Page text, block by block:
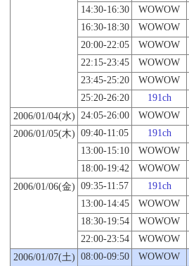
14:30-16:30
WOWOW
16:30-18:30
WOWOW
20:00-22:05
WOWOW
22:15-23:45
WOWOW
23:45-25:20
WOWOW
25:20-26:20
191ch
2006/01/04(水)
24:05-26:00 WOWOW
2006/01/05(木) 09:40-11:05 191ch
13:00-15:10
WOWOW
18:00-19:42
WOWOW
2006/01/06(金) 09:35-11:57 191ch
13:00-14:45
WOWOW
18:30-19:54
WOWOW
22:00-23:54
WOWOW
2006/01/07(土) 08:00-09:50 WOWOW